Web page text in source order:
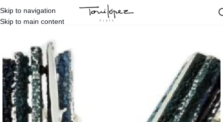
Skip to navigation
Skip to main content
Inicio Arior